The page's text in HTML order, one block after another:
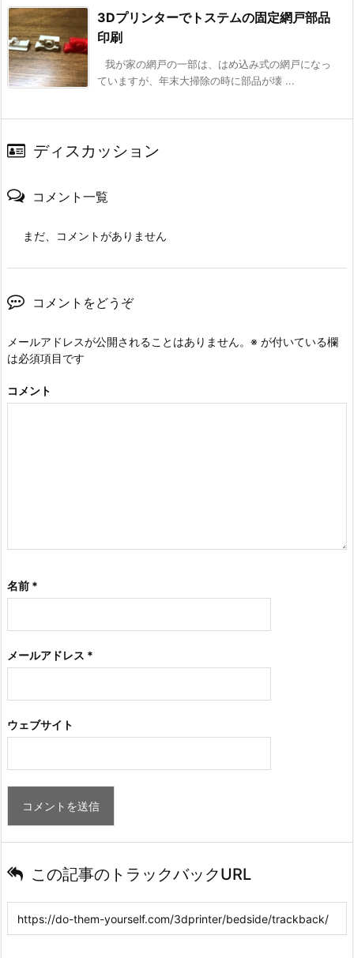
3Dプリンターでトステムの固定網戸部品
印刷
我が家の網戸の一部は、はめ込み式の網戸になっ
ていますが、年末大掃除の時に部品が壊 ...
ディスカッション
コメント一覧
まだ、コメントがありません
コメントをどうぞ
メールアドレスが公開されることはありません。 ※ が付いている欄
は必須項目です
コメント
名前 *
メールアドレス *
ウェブサイト
この記事のトラックバックURL